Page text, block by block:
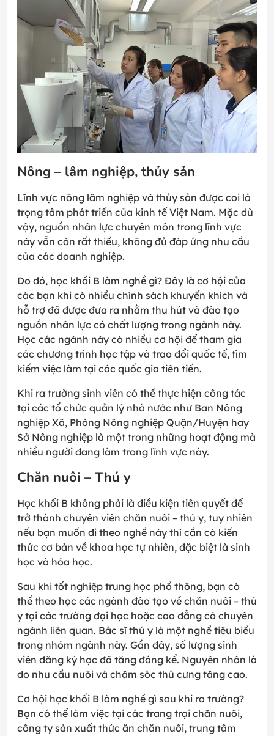
Nông – lâm nghiệp, thủy sản
Lĩnh vực nông lâm nghiệp và thủy sản được coi là
trọng tâm phát triển của kinh tế Việt Nam. Mặc dù
vậy, nguồn nhân lực chuyên môn trong lĩnh vực
này vẫn còn rất thiếu, không đủ đáp ứng nhu cầu
của các doanh nghiệp.
Do đó, học khối B làm nghề gì? Đây là cơ hội của
các bạn khi có nhiều chính sách khuyến khích và
hỗ trợ đã được đưa ra nhằm thu hút và đào tạo
nguồn nhân lực có chất lượng trong ngành này.
Học các ngành này có nhiều cơ hội để tham gia
các chương trình học tập và trao đổi quốc tế, tìm
kiếm việc làm tại các quốc gia tiên tiến.
Khi ra trường sinh viên có thể thực hiện công tác
tại các tổ chức quản lý nhà nước như Ban Nông
nghiệp Xã, Phòng Nông nghiệp Quận/Huyện hay
Sở Nông nghiệp là một trong những hoạt động mà
nhiều người đang làm trong lĩnh vực này.
Chăn nuôi – Thú y
Học khối B không phải là điều kiện tiên quyết để
trở thành chuyên viên chăn nuôi – thú y, tuy nhiên
nếu bạn muốn đi theo nghề này thì cần có kiến
thức cơ bản về khoa học tự nhiên, đặc biệt là sinh
học và hóa học.
Sau khi tốt nghiệp trung học phổ thông, bạn có
thể theo học các ngành đào tạo về chăn nuôi – thú
y tại các trường đại học hoặc cao đẳng có chuyên
ngành liên quan. Bác sĩ thú y là một nghề tiêu biểu
trong nhóm ngành này. Gần đây, số lượng sinh
viên đăng ký học đã tăng đáng kể. Nguyên nhân là
do nhu cầu nuôi và chăm sóc thú cưng tăng cao.
Cơ hội học khối B làm nghề gì sau khi ra trường?
Bạn có thể làm việc tại các trang trại chăn nuôi,
công ty sản xuất thức ăn chăn nuôi, trung tâm